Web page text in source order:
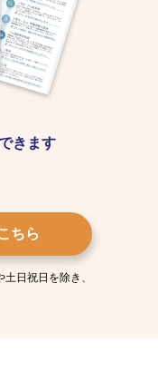
きます
ちら
日祝日を除き、